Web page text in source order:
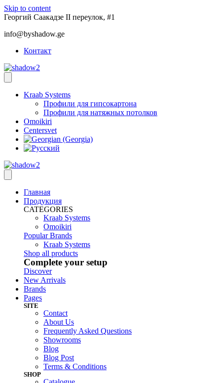
Skip to content
Георгий Саакадзе II переулок, #1
info@byshadow.ge
Контакт
Kraab Systems
Профили для гипсокартона
Профили для натяжных потолков
Omoikiri
Centersvet
Главная
Продукция
CATEGORIES
Kraab Systems
Omoikiri
Popular Brands
Kraab Systems
Shop all products
Complete your setup
Discover
New Arrivals
Brands
Pages
SITE
Contact
About Us
Frequently Asked Questions
Showrooms
Blog
Blog Post
Terms & Conditions
SHOP